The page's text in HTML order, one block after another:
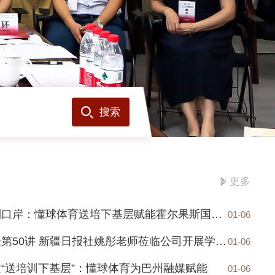
搜索
更多
从课堂到口岸：懂球体育送培下基层赋能霍尔果斯国际传播 01-06
新新讲坛第50讲 新疆日报社姚彤老师莅临公司开展学术讲座 01-06
送培训下基层”：懂球体育为巴州融媒赋能 01-06